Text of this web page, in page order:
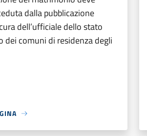
dalla pubblicazione
dell’ufficiale dello stato
dei comuni di residenza degli